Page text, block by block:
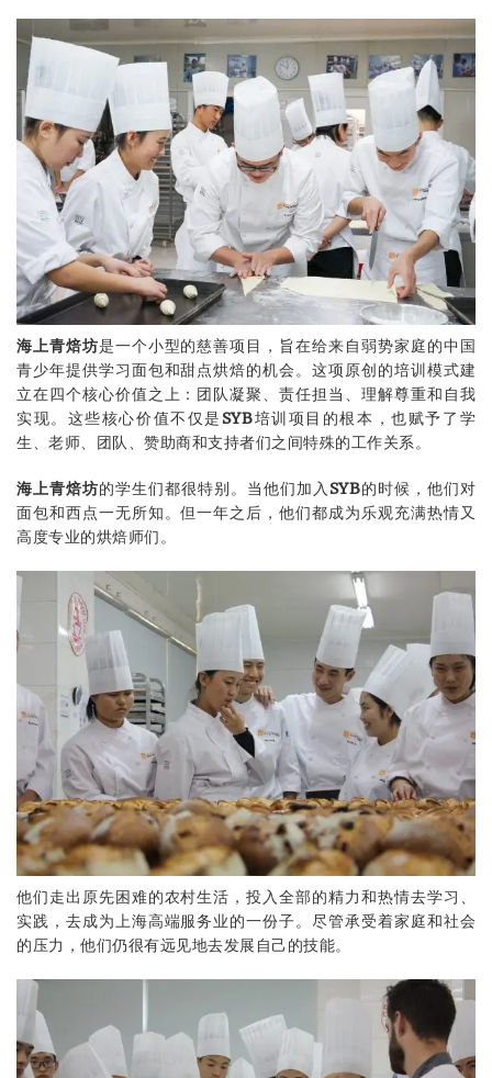
海上青焙坊是一个小型的慈善项目，旨在给来自弱势家庭的中国
青少年提供学习面包和甜点烘焙的机会。这项原创的培训模式建
立在四个核心价值之上：团队凝聚、责任担当、理解尊重和自我
实现。这些核心价值不仅是 SYB培训项目的根本，也赋予了学
生、老师、团队、赞助商和支持者们之间特殊的工作关系。
海上青焙坊的学生们都很特别。当他们加入 SYB的时候，他们对
面包和西点一无所知。但一年之后，他们都成为乐观充满热情又
高度专业的烘焙师们。
他们走出原先困难的农村生活，投入全部的精力和热情去学习、
实践，去成为上海高端服务业的一份子。尽管承受着家庭和社会
的压力，他们仍很有远见地去发展自己的技能。